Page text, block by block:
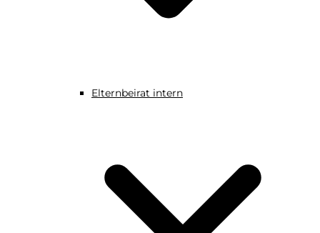
Elternbeirat intern